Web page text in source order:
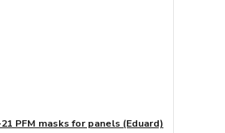
PFM masks for panels (Eduard)